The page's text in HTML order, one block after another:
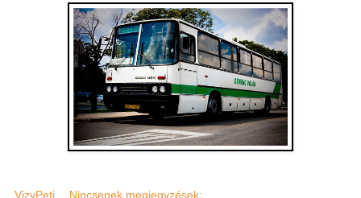
VizyPeti Nincsenek megjegyzések: